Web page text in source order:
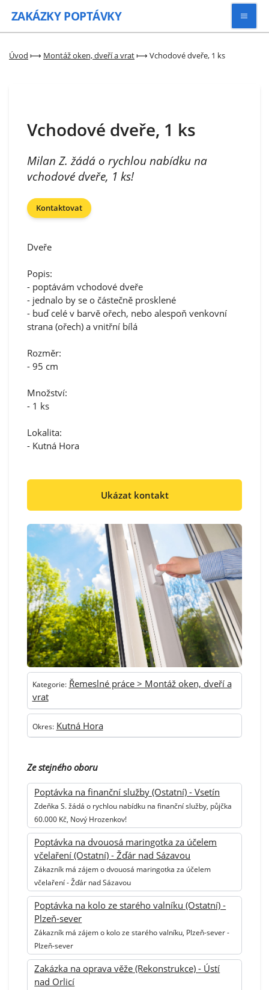
ZAKÁZKY POPTÁVKY
Vyhledávat
Kategorie
Zaregistrovat se
Úvod ⟼ Montáž oken, dveří a vrat⟼ Vchodové dveře, 1 ks
Vchodové dveře, 1 ks
Milan Z. žádá o rychlou nabídku na
vchodové dveře, 1 ks!
Kontaktovat
Dveře
Popis:
- poptávám vchodové dveře
- jednalo by se o částečně prosklené
- buď celé v barvě ořech, nebo alespoň venkovní
strana (ořech) a vnitřní bílá
Rozměr:
- 95 cm
Množství:
- 1 ks
Lokalita:
- Kutná Hora
Ukázat kontakt
Kategorie: Řemeslné práce > Montáž oken, dveří a
vrat
Okres: Kutná Hora
Ze stejného oboru
Poptávka na finanční služby (Ostatní) - Vsetín
Zdeňka S. žádá o rychlou nabídku na finanční služby, půjčka
60.000 Kč, Nový Hrozenkov!
Poptávka na dvouosá maringotka za účelem
včelaření (Ostatní) - Žďár nad Sázavou
Zákazník má zájem o dvouosá maringotka za účelem
včelaření - Žďár nad Sázavou
Poptávka na kolo ze starého valníku (Ostatní) -
Plzeň-sever
Zákazník má zájem o kolo ze starého valníku, Plzeň-sever -
Plzeň-sever
Zakázka na oprava věže (Rekonstrukce) - Ústí
nad Orlicí